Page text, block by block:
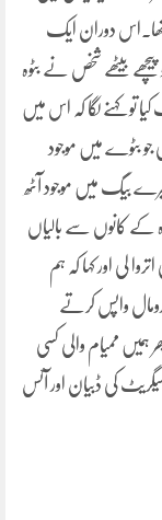
تھا۔اس دوران ایک
پیچھے بیٹھے شخص نے بٹوہ
تو کہنے لگا کہ اس میں
بٹوے میں موجود
بیگ میں موجود آٹھ
کے کانوں سے بالیاں
لی اور کہا کہ ہم
واپس کرتے
ہمیں ممیام والی کسی
کی ڈبیان اور آئس